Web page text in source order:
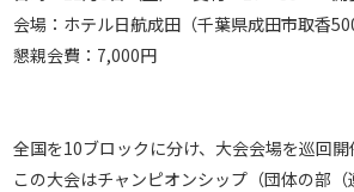
会場：ホテル日航成田（千葉県成田市取香500
懇親会費：7,000円
全国を10ブロックに分け、大会会場を巡回開
この大会はチャンピオンシップ（団体の部